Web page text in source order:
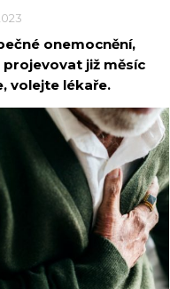
onemocnění,
již měsíc
volejte lékaře.